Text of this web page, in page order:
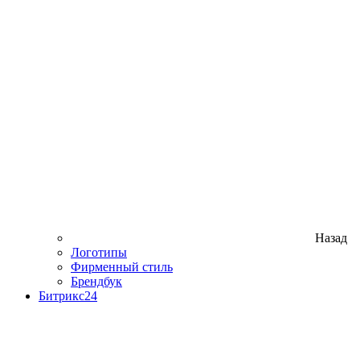
Назад
Логотипы
Фирменный стиль
Брендбук
Битрикс24